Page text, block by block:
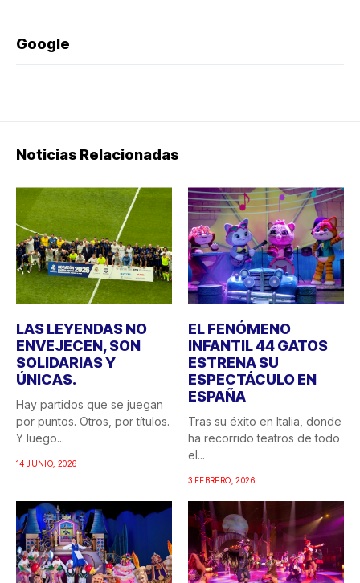
Google
Noticias Relacionadas
LAS LEYENDAS NO
ENVEJECEN, SON
SOLIDARIAS Y
ÚNICAS.
Hay partidos que se juegan
por puntos. Otros, por títulos.
Y luego...
14 JUNIO, 2026
EL FENÓMENO
INFANTIL 44 GATOS
ESTRENA SU
ESPECTÁCULO EN
ESPAÑA
Tras su éxito en Italia, donde
ha recorrido teatros de todo
el...
3 FEBRERO, 2026